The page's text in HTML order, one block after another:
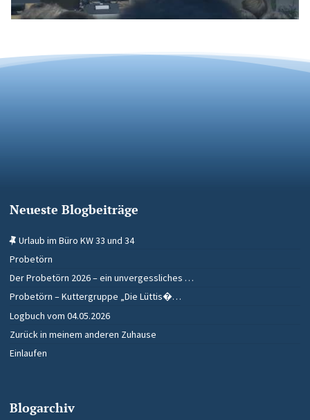
Neueste Blogbeiträge
Urlaub im Büro KW 33 und 34
Probetörn
Der Probetörn 2026 – ein unvergessliches …
Probetörn – Kuttergruppe „Die Lüttis�…
Logbuch vom 04.05.2026
Zurück in meinem anderen Zuhause
Einlaufen
Blogarchiv